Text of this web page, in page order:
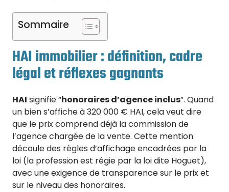
Sommaire
HAI immobilier : définition, cadre
légal et réflexes gagnants
HAI signifie “honoraires d’agence inclus”. Quand
un bien s’affiche à 320 000 € HAI, cela veut dire
que le prix comprend déjà la commission de
l’agence chargée de la vente. Cette mention
découle des règles d’affichage encadrées par la
loi (la profession est régie par la loi dite Hoguet),
avec une exigence de transparence sur le prix et
sur le niveau des honoraires.